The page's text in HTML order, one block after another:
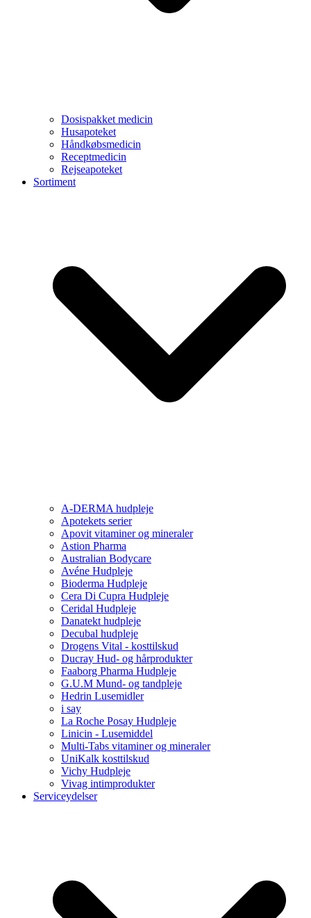
Dosispakket medicin
Husapoteket
Håndkøbsmedicin
Receptmedicin
Rejseapoteket
Sortiment
A-DERMA hudpleje
Apotekets serier
Apovit vitaminer og mineraler
Astion Pharma
Australian Bodycare
Avéne Hudpleje
Bioderma Hudpleje
Cera Di Cupra Hudpleje
Ceridal Hudpleje
Danatekt hudpleje
Decubal hudpleje
Drogens Vital - kosttilskud
Ducray Hud- og hårprodukter
Faaborg Pharma Hudpleje
G.U.M Mund- og tandpleje
Hedrin Lusemidler
i say
La Roche Posay Hudpleje
Linicin - Lusemiddel
Multi-Tabs vitaminer og mineraler
UniKalk kosttilskud
Vichy Hudpleje
Vivag intimprodukter
Serviceydelser